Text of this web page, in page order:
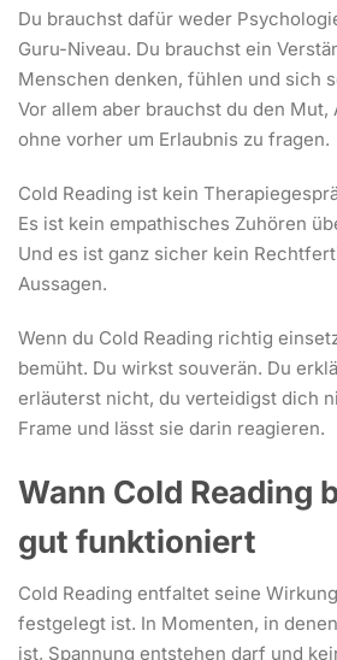
Du brauchst dafür weder
Guru-Niveau. Du brauchst ein
Menschen denken, fühlen und sich
Vor allem aber brauchst du den Mut,
ohne vorher um Erlaubnis zu fragen.
Cold Reading ist kein
Es ist kein empathisches Zuhören
Und es ist ganz sicher kein
Aussagen.
Wenn du Cold Reading richtig
bemüht. Du wirkst souverän. Du
erläuterst nicht, du verteidigst dich
Frame und lässt sie darin reagieren.
Wann Cold Reading
gut funktioniert
Cold Reading entfaltet seine
festgelegt ist. In Momenten, in
ist, Spannung entstehen darf und